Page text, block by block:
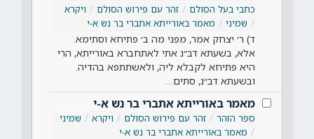
כתבי בעל הסולם
זהר עם פירוש הסולם
ויקרא
שמיני
מאמר באורייתא אתברי בר נש א-י
ד) ר׳ יצחק אמר, מפני מה ב׳ פתיחא וסתימא.
אלא, בשעתא דב״נ אתי לאתחברא באורייתא, הרי
היא פתיחא לקבלא ליה, ולאשתתפא בהדיה.
ובשעתא דב״נ, סתים…
מאמר באורייתא אתברי בר נש א-י
ספר הזהר זהר עם פירוש הסולם ויקרא
שמיני
מאמר באורייתא אתברי בר נש א-י